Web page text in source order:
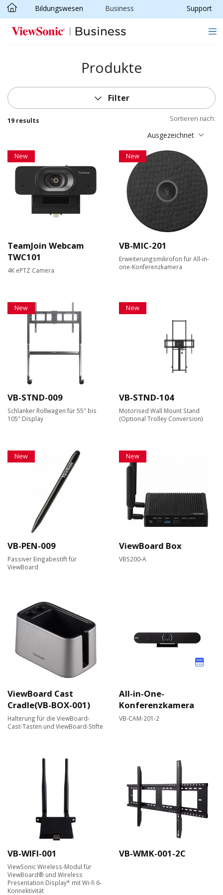
Skip to main content
Bildungswesen Business Support
Produkte
Filter
19 results Sortieren nach:
Ausgezeichnet
New
TeamJoin Webcam
TWC101
4K ePTZ Camera
New
VB-MIC-201
Erweiterungsmikrofon für All-in-
one-Konferenzkamera
New
VB-STND-009
Schlanker Rollwagen für 55" bis
105" Display
New
VB-STND-104
Motorised Wall Mount Stand
(Optional Trolley Conversion)
New
VB-PEN-009
Passiver Eingabestift für
ViewBoard
New
ViewBoard Box
VBS200-A
ViewBoard Cast
Cradle(VB-BOX-001)
Halterung für die ViewBoard-
Cast-Tasten und ViewBoard-Stifte
All-in-One-
Konferenzkamera
VB-CAM-201-2
VB-WIFI-001
ViewSonic Wireless-Modul für
ViewBoard® und Wireless
Presentation Display* mit Wi-fi 6-
Konnektivität
VB-WMK-001-2C